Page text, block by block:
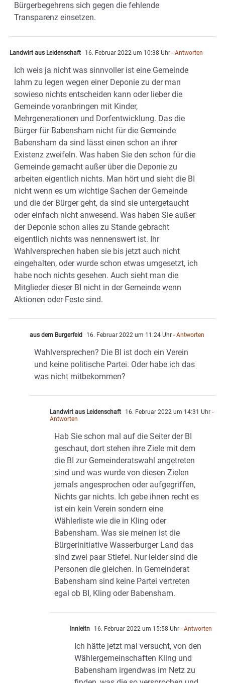
Bürgerbegehrens sich gegen die fehlende
Transparenz einsetzen.
Landwirt aus Leidenschaft 16. Februar 2022 um 10:38 Uhr - Antworten
Ich weis ja nicht was sinnvoller ist eine Gemeinde
lahm zu legen wegen einer Deponie zu der man
sowieso nichts entscheiden kann oder lieber die
Gemeinde voranbringen mit Kinder,
Mehrgenerationen und Dorfentwicklung. Das die
Bürger für Babensham nicht für die Gemeinde
Babensham da sind lässt einen schon an ihrer
Existenz zweifeln. Was haben Sie den schon für die
Gemeinde gemacht außer über die Deponie zu
arbeiten eigentlich nichts. Man hört und sieht die BI
nicht wenn es um wichtige Sachen der Gemeinde
und die der Bürger geht, da sind sie untergetaucht
oder einfach nicht anwesend. Was haben Sie außer
der Deponie schon alles zu Stande gebracht
eigentlich nichts was nennenswert ist. Ihr
Wahlversprechen haben sie bis jetzt auch nicht
eingehalten, oder wurde schon etwas umgesetzt, ich
habe noch nichts gesehen. Auch sieht man die
Mitglieder dieser BI nicht in der Gemeinde wenn
Aktionen oder Feste sind.
aus dem Burgerfeld 16. Februar 2022 um 11:24 Uhr - Antworten
Wahlversprechen? Die BI ist doch ein Verein
und keine politische Partei. Oder habe ich das
was nicht mitbekommen?
Landwirt aus Leidenschaft 16. Februar 2022 um 14:31 Uhr -
Antworten
Hab Sie schon mal auf die Seiter der BI
geschaut, dort stehen ihre Ziele mit dem
die BI zur Gemeinderatswahl angetreten
sind und was wurde von diesen Zielen
jemals angesprochen oder aufgegriffen,
Nichts gar nichts. Ich gebe ihnen recht es
ist ein kein Verein sondern eine
Wählerliste wie die in Kling oder
Babensham. Was sie meinen ist die
Bürgerinitiative Wasserburger Land das
sind zwei paar Stiefel. Nur leider sind die
Personen die gleichen. In Gemeinderat
Babensham sind keine Partei vertreten
egal ob BI, Kling oder Babensham.
Innleitn 16. Februar 2022 um 15:58 Uhr - Antworten
Ich hätte jetzt mal versucht, von den
Wählergemeinschaften Kling und
Babensham irgendwas im Netz zu